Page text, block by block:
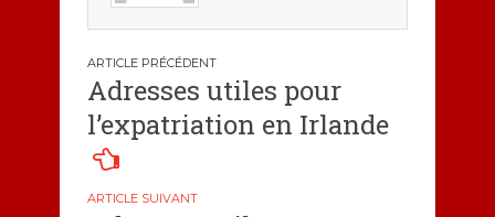
Navigation
de
l’article
Adresses utiles pour
l’expatriation en Irlande